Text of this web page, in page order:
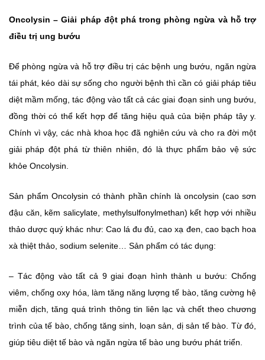
Oncolysin – Giải pháp đột phá trong phòng ngừa và hỗ trợ
điều trị ung bướu
Để phòng ngừa và hỗ trợ điều trị các bệnh ung bướu, ngăn ngừa
tái phát, kéo dài sự sống cho người bệnh thì cần có giải pháp tiêu
diệt mầm mống, tác động vào tất cả các giai đoạn sinh ung bướu,
đồng thời có thể kết hợp để tăng hiệu quả của biện pháp tây y.
Chính vì vậy, các nhà khoa học đã nghiên cứu và cho ra đời một
giải pháp đột phá từ thiên nhiên, đó là thực phẩm bảo vệ sức
khỏe Oncolysin.
Sản phẩm Oncolysin có thành phần chính là oncolysin (cao sơn
đậu căn, kẽm salicylate, methylsulfonylmethan) kết hợp với nhiều
thảo dược quý khác như: Cao lá đu đủ, cao xạ đen, cao bạch hoa
xà thiệt thảo, sodium selenite… Sản phẩm có tác dụng:
– Tác động vào tất cả 9 giai đoạn hình thành u bướu: Chống
viêm, chống oxy hóa, làm tăng năng lượng tế bào, tăng cường hệ
miễn dịch, tăng quá trình thông tin liên lạc và chết theo chương
trình của tế bào, chống tăng sinh, loạn sản, dị sản tế bào. Từ đó,
giúp tiêu diệt tế bào và ngăn ngừa tế bào ung bướu phát triển.